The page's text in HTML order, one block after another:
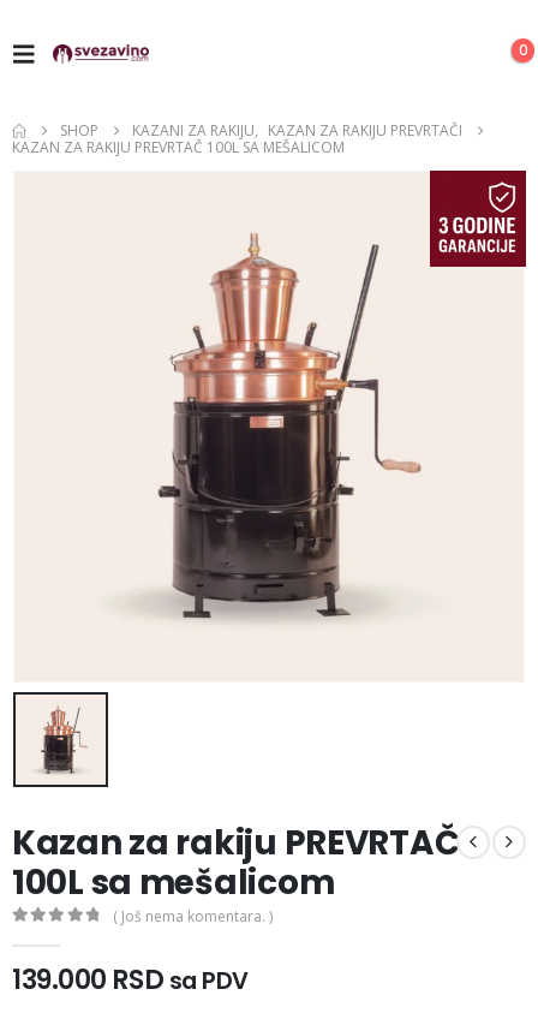
0
SHOP KAZANI ZA RAKIJU, KAZAN ZA RAKIJU PREVRTAČI
KAZAN ZA RAKIJU PREVRTAČ 100L SA MEŠALICOM
Kazan za rakiju PREVRTAČ
100L sa mešalicom
( Još nema komentara. )
139.000 RSD sa PDV